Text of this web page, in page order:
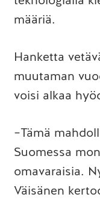
määriä.
Hanketta
muutaman
voisi alkaa
–Tämä
Suomessa
omavaraisia.
Väisänen